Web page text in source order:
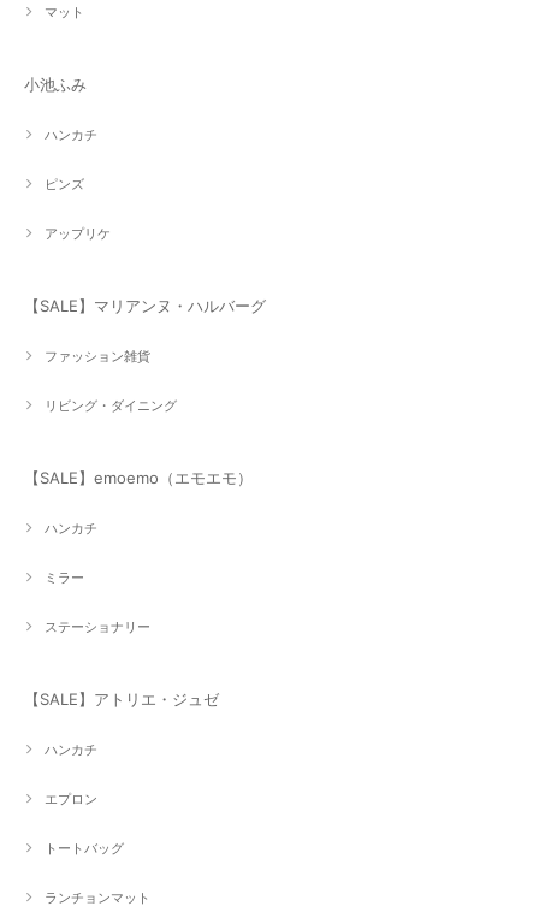
マット
小池ふみ
ハンカチ
ピンズ
アップリケ
【SALE】マリアンヌ・ハルバーグ
ファッション雑貨
リビング・ダイニング
【SALE】emoemo（エモエモ）
ハンカチ
ミラー
ステーショナリー
【SALE】アトリエ・ジュゼ
ハンカチ
エプロン
トートバッグ
ランチョンマット